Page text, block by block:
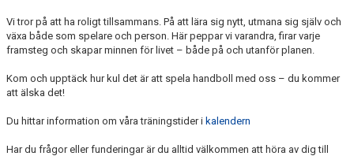
Vi tror på att ha roligt tillsammans. På att lära sig nytt, utmana sig själv och
växa både som spelare och person. Här peppar vi varandra, firar varje
framsteg och skapar minnen för livet – både på och utanför planen.
Kom och upptäck hur kul det är att spela handboll med oss – du kommer
att älska det!
Du hittar information om våra träningstider i kalendern
Har du frågor eller funderingar är du alltid välkommen att höra av dig till